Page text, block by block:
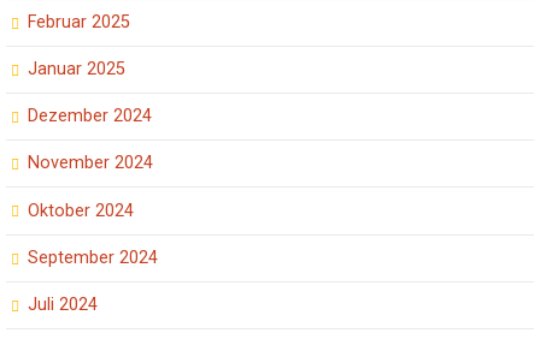
Februar 2025
Januar 2025
Dezember 2024
November 2024
Oktober 2024
September 2024
Juli 2024